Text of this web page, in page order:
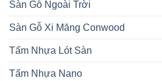
Sàn Gỗ Ngoài Trời
Sàn Gỗ Xi Măng Conwood
Tấm Nhựa Lót Sàn
Tấm Nhựa Nano